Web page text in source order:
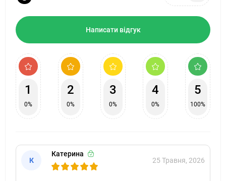
Написати відгук
1
0%
2
0%
3
0%
4
0%
5
100%
К
Катерина
25 Травня, 2026